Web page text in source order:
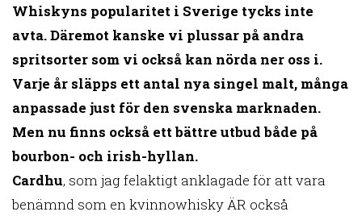
Whiskyns popularitet i Sverige tycks inte
avta. Däremot kanske vi plussar på andra
spritsorter som vi också kan nörda ner oss i.
Varje år släpps ett antal nya singel malt, många
anpassade just för den svenska marknaden.
Men nu finns också ett bättre utbud både på
bourbon- och irish-hyllan.
Cardhu, som jag felaktigt anklagade för att vara
benämnd som en kvinnowhisky ÄR också